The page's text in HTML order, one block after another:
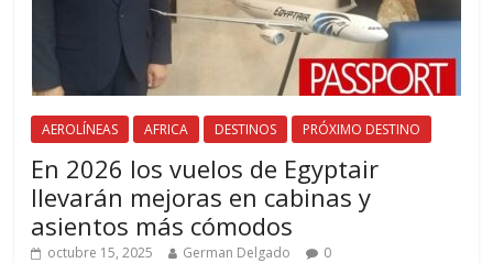
AEROLÍNEAS AFRICA DESTINOS PRÓXIMO DESTINO
En 2026 los vuelos de Egyptair
llevarán mejoras en cabinas y
asientos más cómodos
octubre 15, 2025 German Delgado 0